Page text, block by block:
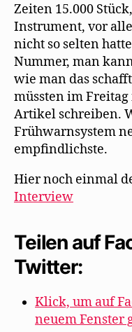
Zeiten 15.000
Instrument, vor
nicht so selten
Nummer, man
wie man das
müssten im
Artikel schreiben.
Frühwarnsystem
empfindlichste.
Hier noch einmal
Interview
Teilen auf
Twitter:
Klick, um auf
neuem Fenster